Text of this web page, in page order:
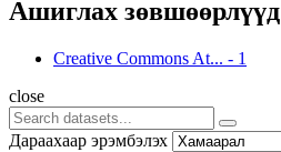
Ашиглах зөвшөөрлүүд
Creative Commons At... - 1
close
Дараахаар эрэмбэлэх